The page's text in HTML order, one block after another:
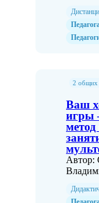
2 общих
Ваш
игры
Автор: